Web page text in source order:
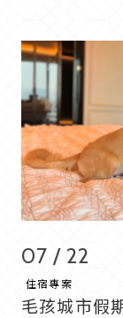
07 / 22
住宿專案
毛孩城市假